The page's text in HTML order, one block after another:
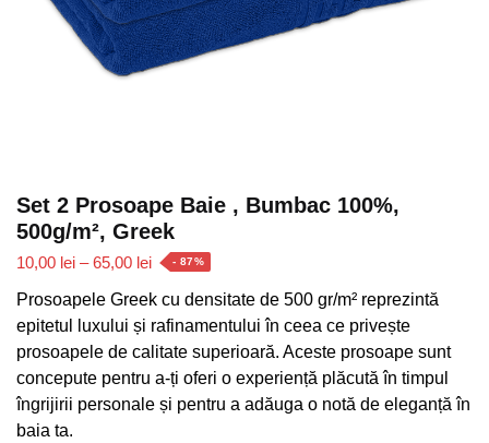
Set 2 Prosoape Baie , Bumbac 100%,
500g/m², Greek
10,00 lei – 65,00 leiInterval
prețuri:
10,00 lei
până
la
65,00 lei
- 87%
Prosoapele Greek cu densitate de 500 gr/m² reprezintă
epitetul luxului și rafinamentului în ceea ce privește
prosoapele de calitate superioară. Aceste prosoape sunt
concepute pentru a-ți oferi o experiență plăcută în timpul
îngrijirii personale și pentru a adăuga o notă de eleganță în
baia ta.